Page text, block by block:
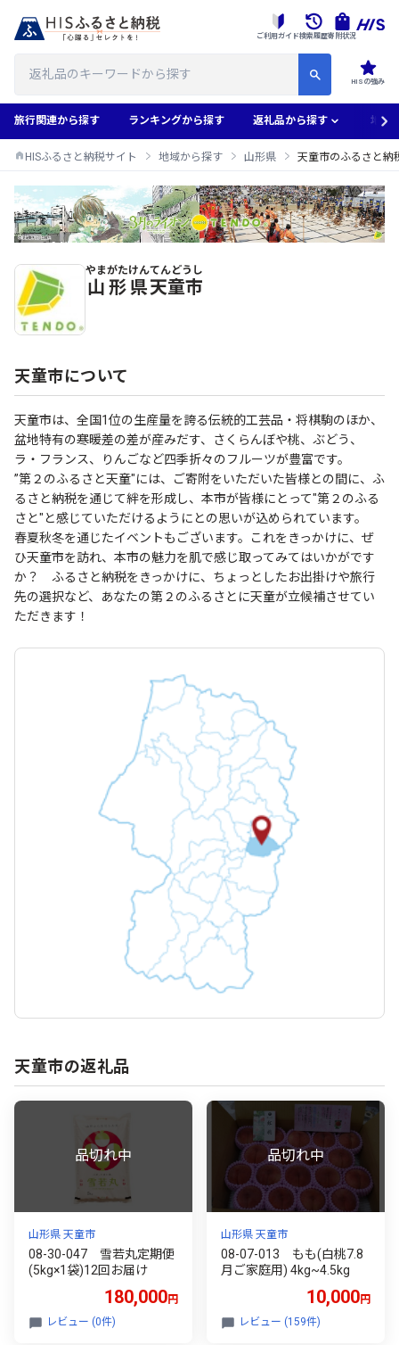
HISの強み
ご利用ガイド検索履歴寄附状況
旅行関連から探す ランキングから探す 返礼品から探す 地域
HISふるさと納税サイト 地域から探す 山形県 天童市のふるさと納
天童市のふるさと納税返礼品一覧
山形県
やまがたけん
天童市
てんどうし
天童市について
天童市は、全国1位の生産量を誇る伝統的工芸品・将棋駒のほか、
盆地特有の寒暖差の差が産みだす、さくらんぼや桃、ぶどう、
ラ・フランス、りんごなど四季折々のフルーツが豊富です。
”第２のふるさと天童"には、ご寄附をいただいた皆様との間に、ふ
るさと納税を通じて絆を形成し、本市が皆様にとって"第２のふる
さと"と感じていただけるようにとの思いが込められています。
春夏秋冬を通じたイベントもございます。これをきっかけに、ぜ
ひ天童市を訪れ、本市の魅力を肌で感じ取ってみてはいかがです
か？ ふるさと納税をきっかけに、ちょっとしたお出掛けや旅行
先の選択など、あなたの第２のふるさとに天童が立候補させてい
ただきます！
天童市の返礼品
山形県 天童市
08-30-047 雪若丸定期便
(5kg×1袋)12回お届け
180,000円
レビュー (0件)
山形県 天童市
08-07-013 もも(白桃7.8
月ご家庭用) 4kg~4.5kg
10,000円
レビュー (159件)